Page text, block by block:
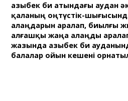
Қазыбек би атындағы аудан
қаланың оңтүстік-
алаңдарын аралап, биылғы
алғашқы жаңа алаңды
жазында Қазыбек би
балалар ойын кешені